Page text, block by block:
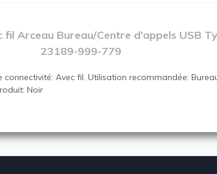
fil Arceau Bureau/Centre d'appels USB
23189-999-779
Avec fil. Utilisation recommandée:
Noir